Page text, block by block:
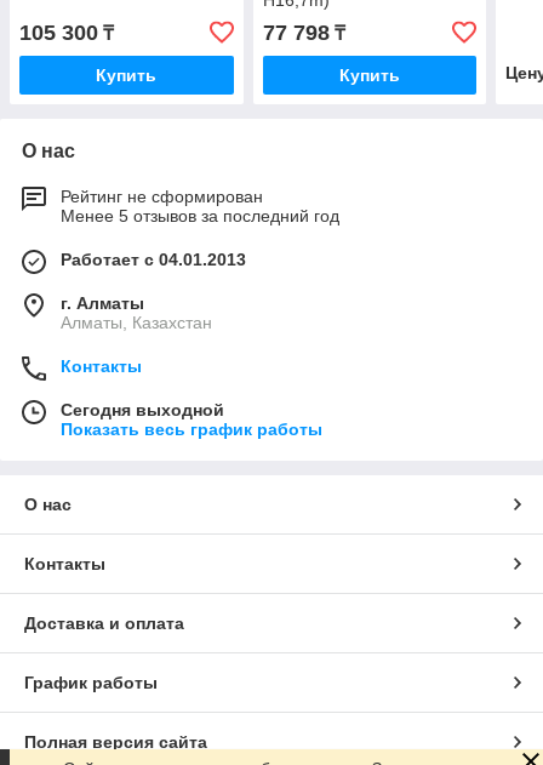
105 300 ₸
Купить
77 798₸
Купить
О нас
Рейтинг не сформирован
Менее 5 отзывов за последний год
Работает с 04.01.2013
г. Алматы
Алматы, Казахстан
Контакты
Сегодня выходной
Показать весь график работы
О нас
Контакты
Доставка и оплата
График работы
Полная версия сайта